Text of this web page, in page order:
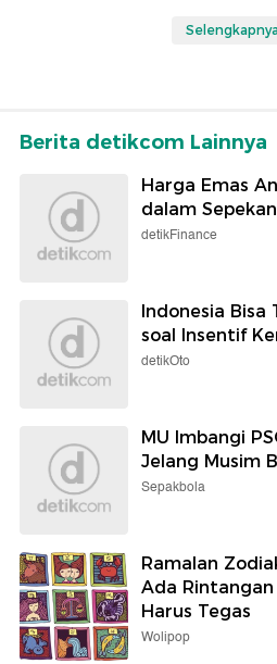
Selengkapnya
Berita detikcom Lainnya
Harga Emas
dalam Sepekan
detikFinance
Indonesia Bisa
soal Insentif
detikOto
MU Imbangi
Jelang Musim
Sepakbola
Ramalan
Ada Rintangan
Harus Tegas
Wolipop